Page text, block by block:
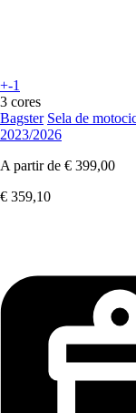
+-1
3 cores
Bagster Sela de
2023/2026
A partir de € 399,00
€ 359,10